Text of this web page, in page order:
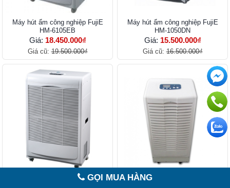
Máy hút ẩm công nghiệp FujiE
HM-6105EB
Giá: 18.450.000₫
Giá cũ:19.500.000₫
Máy hút ẩm công nghiệp FujiE
HM-1050DN
Giá: 15.500.000₫
Giá cũ:16.500.000₫
Máy hút ẩm công nghiệp FujiE
Máy hút ẩm FujiE HM-1388D
GỌI MUA HÀNG